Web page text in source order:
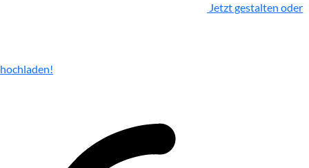
Jetzt gestalten oder
hochladen!